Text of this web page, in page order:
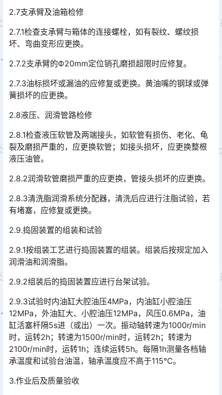
2.7支承臂及油箱检修
2.7.1检查支承臂与箱体的连接螺栓，如有裂纹、螺纹损
坏、弯曲变形应更换。
2.7.2支承臂的Ф20mm定位销孔磨损超限时应修复。
2.7.3油标损坏或漏油的应修复或更换。黄油嘴的钢球或弹
簧损坏的应更换。
2.8液压、润滑管路检修
2.8.1检查液压软管及两端接头，如软管有损伤、老化、龟
裂及磨损严重的，应更换软管；如接头损坏，应更换整根
液压油管。
2.8.2润滑软管磨损严重的应更换，管接头损坏的应更换。
2.8.3清洗脂润滑系统分配器，清洗后应进行注脂试验，若
有堵塞，应修复或更换。
2.9.捣固装置的组装和试验
2.9.1按组装工艺进行捣固装置的组装。组装后按规定加入
润滑油和润滑脂。
2.9.2组装后的捣固装置应进行台架试验。
2.9.3试验时内油缸大腔油压4MPa，内油缸小腔油压
12MPa，外油缸大、小腔油压12MPa，风压0.6MPa，油
缸活塞杆隔5s进（或出）一次。振动轴转速为1000r/min
时，运转2h；转速为1500r/min时，运转2h；转速为
2100r/min时，运转1h；连续运转5h。每隔1h测量各档轴
承温度和试验台油温，轴承温度应不高于115℃。󠅅󠅃󠄵󠅂󠄪󠇖󠆨󠆨󠇕󠆞󠆒󠅬󠇘󠆭󠆘󠇙󠆝󠅵󠇗󠆭󠆁󠄐󠇗󠅹󠅸󠇖󠆍󠅳󠇖󠅹󠅰󠇖󠆌󠅹
3.作业后及质量验收